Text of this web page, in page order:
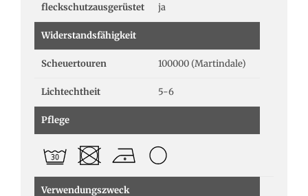
fleckschutzausgerüstet ja
Widerstandsfähigkeit
Scheuertouren 100000 (Martindale)
Lichtechtheit 5-6
Pflege
Verwendungszweck